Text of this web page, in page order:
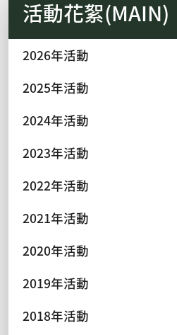
活動花絮(MAIN)
2026年活動
2025年活動
2024年活動
2023年活動
2022年活動
2021年活動
2020年活動
2019年活動
2018年活動